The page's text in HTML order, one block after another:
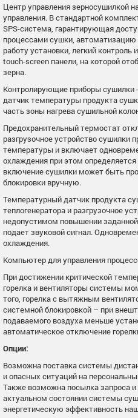
Центр управления зерносушилкой
управления. В стандартной
SPS-система, гарантирующая
процессами сушки,
работу установки, легкий
touch-screen панели, на которой
зерна.
Контролирующие приборы сушилки
датчик температуры продукта
часть зоны нагрева сушильной
Предохранительный термостат
разгрузочное устройство
температуры и включает
охлаждения при этом
включение сушилки может быть
блокировки вручную.
Температурный датчик продукта
теплогенератора и разгрузочное
недопустимом повышении
подает звуковой сигнал.
охлаждения.
Компьютер для управления
При достижении критической
горелка и вентиляторы системы
того, горелка с вытяжным
системной блокировкой – при
подаваемого воздуха меньше
автоматическое отключение
Опции:
Возможна поставка системы
и опасных ситуаций на
Также возможна посылка запроса
актуальном состоянии системы
энергетическую эффективность